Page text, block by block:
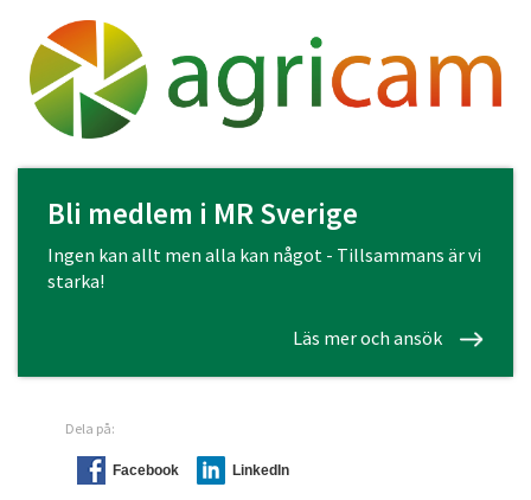
Bli medlem i MR Sverige
Ingen kan allt men alla kan något - Tillsammans är vi
starka!
Läs mer och ansök
Dela på:
Facebook LinkedIn